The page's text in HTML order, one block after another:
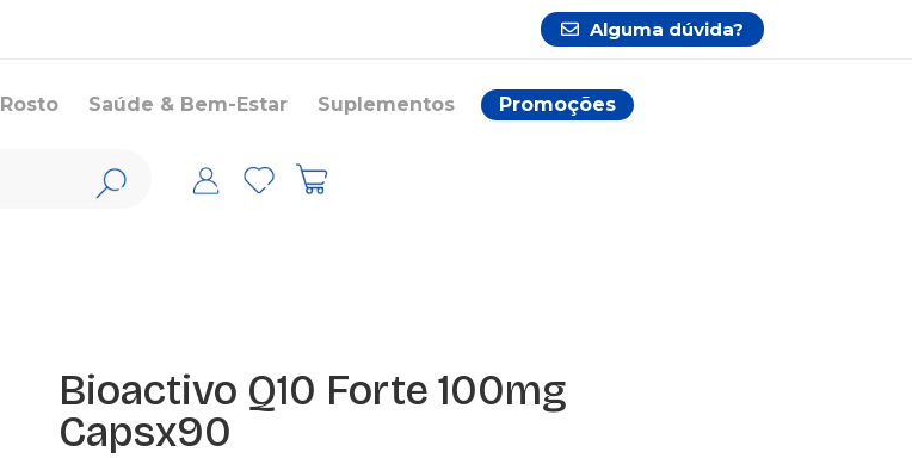
Alguma dúvida?
Rosto Saúde & Bem-Estar Suplementos Promoções
Bioactivo Q10 Forte 100mg
Capsx90